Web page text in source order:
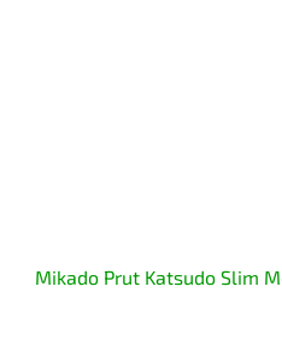
Mikado Prut Katsudo Slim